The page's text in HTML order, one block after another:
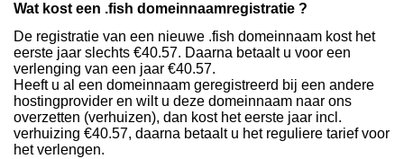
Wat kost een .fish domeinnaamregistratie ?
De registratie van een nieuwe .fish domeinnaam kost het
eerste jaar slechts €40.57. Daarna betaalt u voor een
verlenging van een jaar €40.57.
Heeft u al een domeinnaam geregistreerd bij een andere
hostingprovider en wilt u deze domeinnaam naar ons
overzetten (verhuizen), dan kost het eerste jaar incl.
verhuizing €40.57, daarna betaalt u het reguliere tarief voor
het verlengen.